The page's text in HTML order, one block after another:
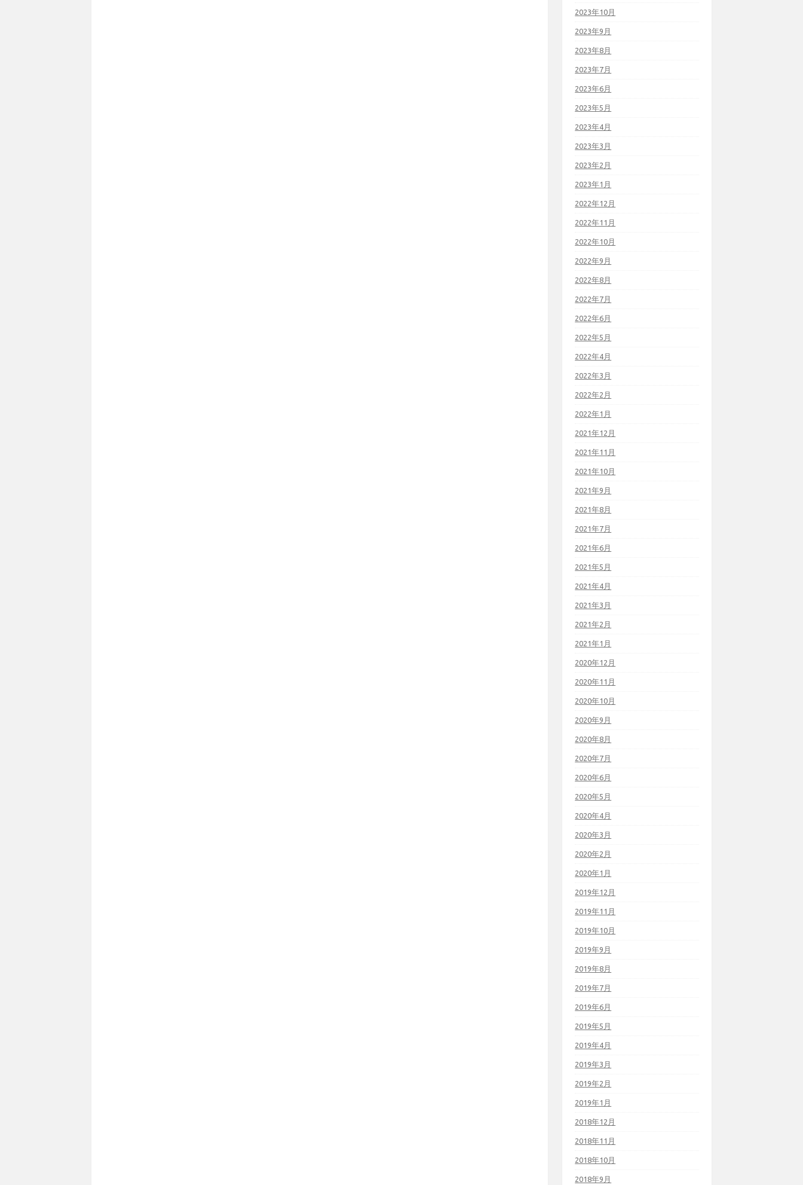
2023年10月
2023年9月
2023年8月
2023年7月
2023年6月
2023年5月
2023年4月
2023年3月
2023年2月
2023年1月
2022年12月
2022年11月
2022年10月
2022年9月
2022年8月
2022年7月
2022年6月
2022年5月
2022年4月
2022年3月
2022年2月
2022年1月
2021年12月
2021年11月
2021年10月
2021年9月
2021年8月
2021年7月
2021年6月
2021年5月
2021年4月
2021年3月
2021年2月
2021年1月
2020年12月
2020年11月
2020年10月
2020年9月
2020年8月
2020年7月
2020年6月
2020年5月
2020年4月
2020年3月
2020年2月
2020年1月
2019年12月
2019年11月
2019年10月
2019年9月
2019年8月
2019年7月
2019年6月
2019年5月
2019年4月
2019年3月
2019年2月
2019年1月
2018年12月
2018年11月
2018年10月
2018年9月